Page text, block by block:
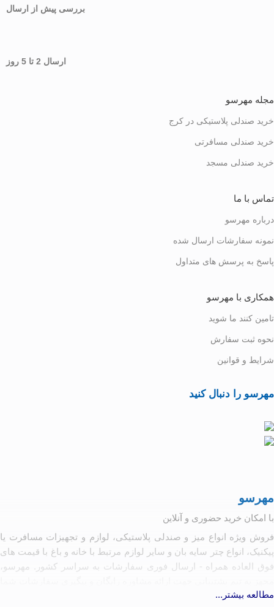
بررسی پیش از ارسال
ارسال 2 تا 5 روز
مجله مهرسو
خرید صندلی پلاستیکی در کرج
خرید صندلی مسافرتی
خرید صندلی مسجد
تماس با ما
درباره مهرسو
نمونه سفارشات ارسال شده
پاسخ به پرسش های متداول
همکاری با مهرسو
تامین کنند ما شوید
نحوه ثبت سفارش
شرایط و قوانین
مهرسو را دنبال کنید
مهرسو
با امکان خرید حضوری و آنلاین
فروش ویژه انواع میز و صندلی پلاستیکی، لوازم و تجهیزات مسافرت یا
پیکنیک، انواع چتر سایه بان و سایر لوازم مرتبط با خانه و باغ با قیمت های
فوق العاده همراه - ارسال فوری سفارشات به سراسر کشور. مهرسو،
آماده همکاری با تولیدکنندگان و کارخانه جات مرتبط به شرط رعایت
مطالعه بیشتر...